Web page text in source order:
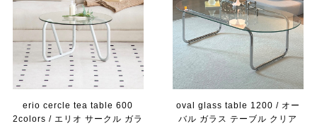
erio cercle tea table 600
2colors / エリオ サークル ガラ
oval glass table 1200 / オー
バル ガラス テーブル クリア